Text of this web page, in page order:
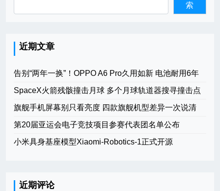
索
近期文章
告别“两年一换”！OPPO A6 Pro久用如新 电池耐用6年
SpaceX火箭残骸撞击月球 多个月球轨道器搜寻撞击点
旗舰手机屏幕别只看亮度 四款旗舰机型差异一次说清
第20届亚运会电子竞技项目参赛代表团名单公布
小米具身基座模型Xiaomi-Robotics-1正式开源
近期评论